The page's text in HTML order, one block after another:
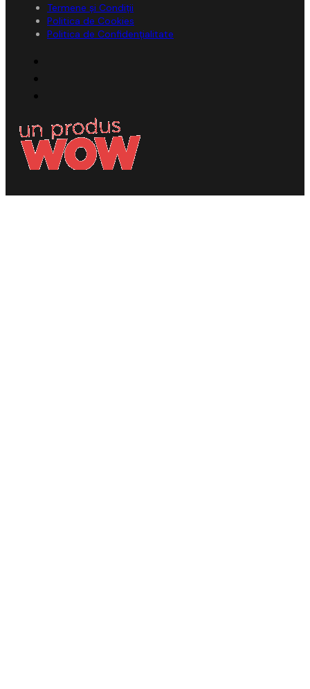
Termene și Condiții
Politica de Cookies
Politica de Confidențialitate